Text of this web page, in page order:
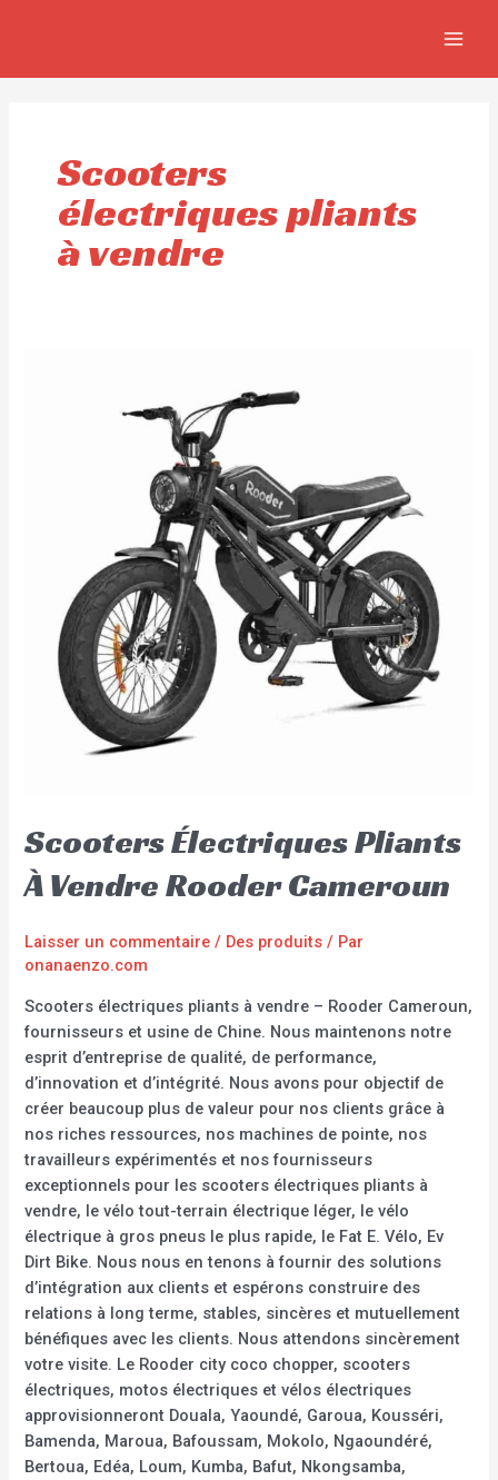
Scooters
électriques pliants
à vendre
Scooters Électriques Pliants
À Vendre Rooder Cameroun
Laisser un commentaire / Des produits / Par
onanaenzo.com
Scooters électriques pliants à vendre – Rooder Cameroun,
fournisseurs et usine de Chine. Nous maintenons notre
esprit d’entreprise de qualité, de performance,
d’innovation et d’intégrité. Nous avons pour objectif de
créer beaucoup plus de valeur pour nos clients grâce à
nos riches ressources, nos machines de pointe, nos
travailleurs expérimentés et nos fournisseurs
exceptionnels pour les scooters électriques pliants à
vendre, le vélo tout-terrain électrique léger, le vélo
électrique à gros pneus le plus rapide, le Fat E. Vélo, Ev
Dirt Bike. Nous nous en tenons à fournir des solutions
d’intégration aux clients et espérons construire des
relations à long terme, stables, sincères et mutuellement
bénéfiques avec les clients. Nous attendons sincèrement
votre visite. Le Rooder city coco chopper, scooters
électriques, motos électriques et vélos électriques
approvisionneront Douala, Yaoundé, Garoua, Kousséri,
Bamenda, Maroua, Bafoussam, Mokolo, Ngaoundéré,
Bertoua, Edéa, Loum, Kumba, Bafut, Nkongsamba,